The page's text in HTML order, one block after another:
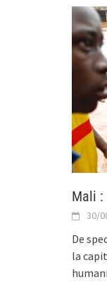
Mali :
30/
De
la